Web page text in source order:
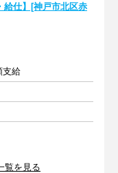
給仕】[神戸市北区赤
支給
覧を見る